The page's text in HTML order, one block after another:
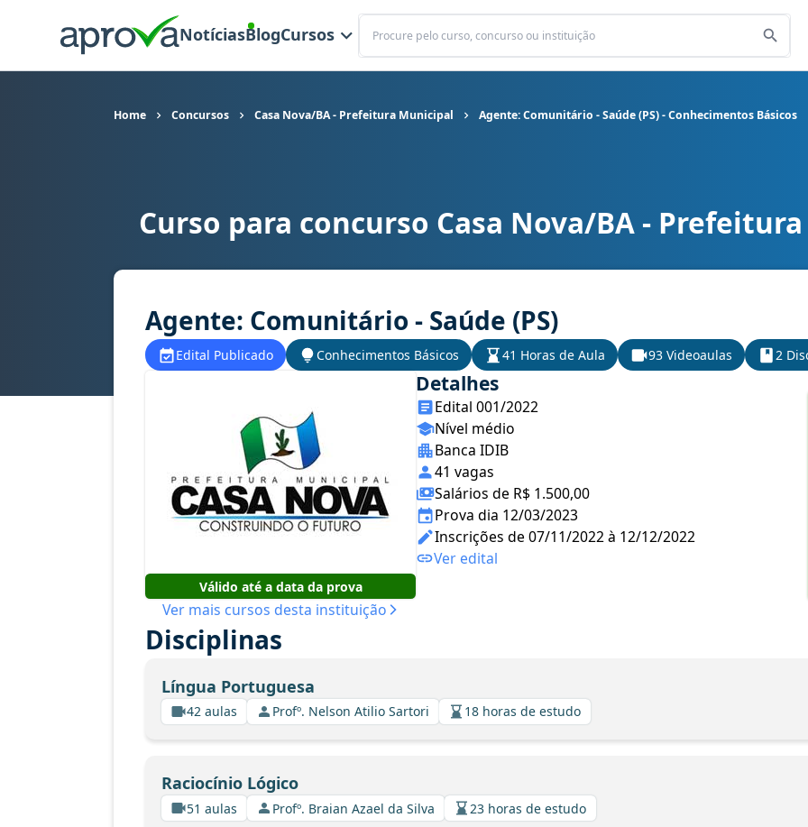
NotíciasBlogCursos
Buscar
Home Concursos Casa Nova/BA - Prefeitura Municipal Agente: Comunitário - Saúde (PS) - Conhecimentos Básicos
Curso para concurso Casa Nova/BA - Prefeitura Municipal cargo Agente: Comunitário - Saúde (PS) -
Curso para concurso Casa Nova/BA -
Agente: Comunitário - Saúde (PS)
Edital Publicado Conhecimentos Básicos 41 Horas de Aula 93 Videoaulas 2
Válido até a data da prova
Ver mais cursos desta instituição
Detalhes
Edital 001/2022
Nível médio
Banca IDIB
41 vagas
Salários de R$ 1.500,00
Prova dia 12/03/2023
Inscrições de 07/11/2022 à 12/12/2022
Ver edital
Disciplinas
Língua Portuguesa
42 aulas Profº. Nelson Atilio Sartori 18 horas de estudo
Raciocínio Lógico
51 aulas Profº. Braian Azael da Silva 23 horas de estudo